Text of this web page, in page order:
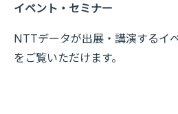
イベント・セミナー
NTTデータが出展・講演するイ
をご覧いただけます。